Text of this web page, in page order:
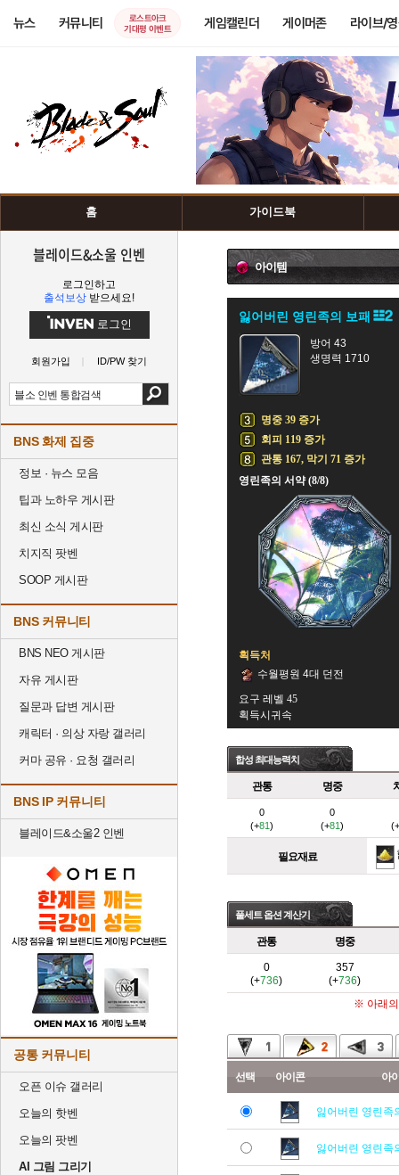
뉴스 커뮤니티
로스트아크
기대평 이벤트
게임캘린더 게이머존 라이브/
홈 가이드북
블레이드&소울 인벤
로그인하고
출석보상 받으세요!
로그인
회원가입 ID/PW 찾기
BNS 화제 집중
정보 · 뉴스 모음
팁과 노하우 게시판
최신 소식 게시판
치지직 팟벤
SOOP 게시판
BNS 커뮤니티
BNS NEO 게시판
자유 게시판
질문과 답변 게시판
캐릭터 · 의상 자랑 갤러리
커마 공유 · 요청 갤러리
BNS IP 커뮤니티
블레이드&소울2 인벤
공통 커뮤니티
오픈 이슈 갤러리
오늘의 핫벤
오늘의 팟벤
AI 그림 그리기
아이템
잃어버린 영린족의 보패
방어 43
생명력 1710
명중 39 증가
회피 119 증가
관통 167, 막기 71 증가
영린족의 서약 (8/8)
획득처
수월평원 4대 던전
요구 레벨 45
획득시귀속
합성 최대능력치
관통 명중
0
(+81)
0
(+81) (+
필요재료
풀세트 옵션 계산기
관통 명중
0
(+736)
357
(+736)
※ 아래의
선택 아이콘 아
잃어버린 영린족
잃어버린 영린족